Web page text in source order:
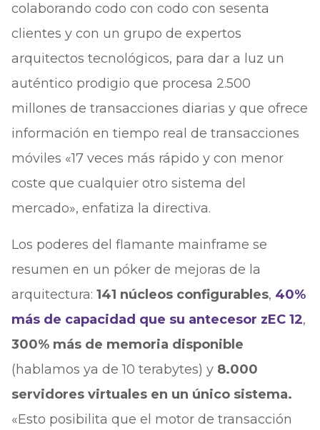
colaborando codo con codo con sesenta
clientes y con un grupo de expertos
arquitectos tecnológicos, para dar a luz un
auténtico prodigio que procesa 2.500
millones de transacciones diarias y que ofrece
información en tiempo real de transacciones
móviles «17 veces más rápido y con menor
coste que cualquier otro sistema del
mercado», enfatiza la directiva.
Los poderes del flamante mainframe se
resumen en un póker de mejoras de la
arquitectura: 141 núcleos configurables, 40%
más de capacidad que su antecesor zEC 12,
300% más de memoria disponible
(hablamos ya de 10 terabytes) y 8.000
servidores virtuales en un único sistema.
«Esto posibilita que el motor de transacción